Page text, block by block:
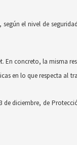
el nivel de
concreto, la misma
en lo que respecta al
de diciembre, de